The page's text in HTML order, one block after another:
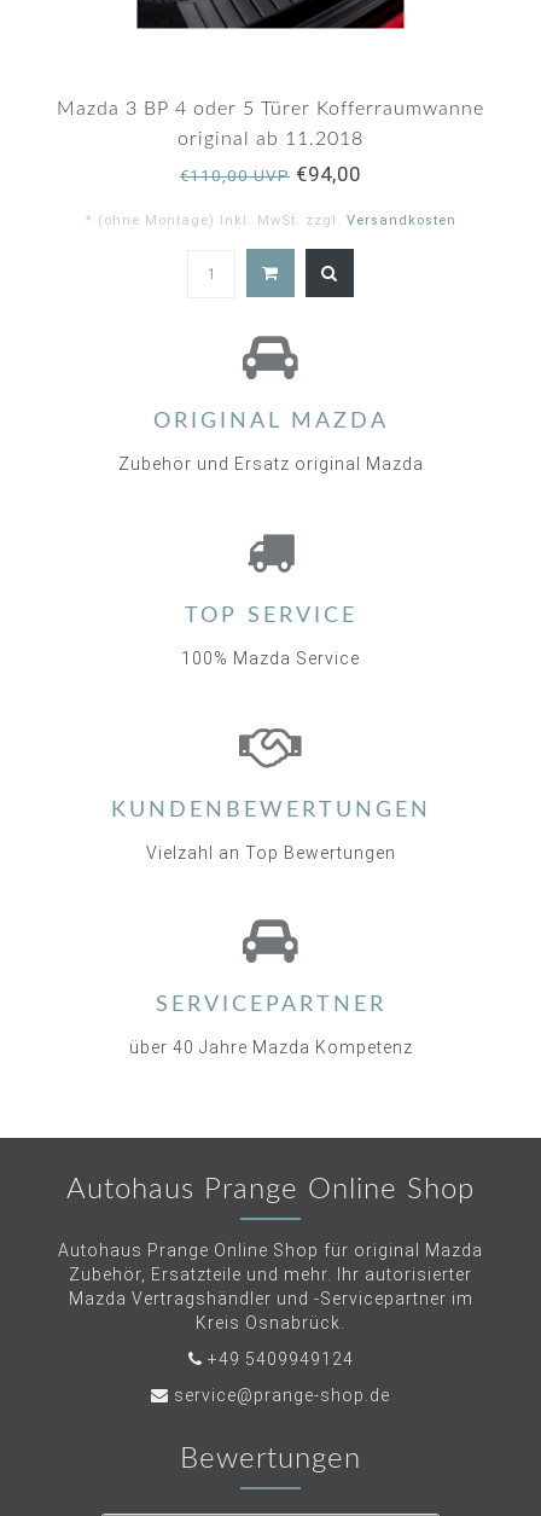
Mazda 3 BP 4 oder 5 Türer Kofferraumwanne
original ab 11.2018
€110,00 UVP €94,00
* (ohne Montage) Inkl. MwSt. zzgl. Versandkosten
ORIGINAL MAZDA
Zubehör und Ersatz original Mazda
TOP SERVICE
100% Mazda Service
KUNDENBEWERTUNGEN
Vielzahl an Top Bewertungen
SERVICEPARTNER
über 40 Jahre Mazda Kompetenz
Autohaus Prange Online Shop
Autohaus Prange Online Shop für original Mazda
Zubehör, Ersatzteile und mehr. Ihr autorisierter
Mazda Vertragshändler und -Servicepartner im
Kreis Osnabrück.
+49 5409949124
service@prange-shop.de
Bewertungen